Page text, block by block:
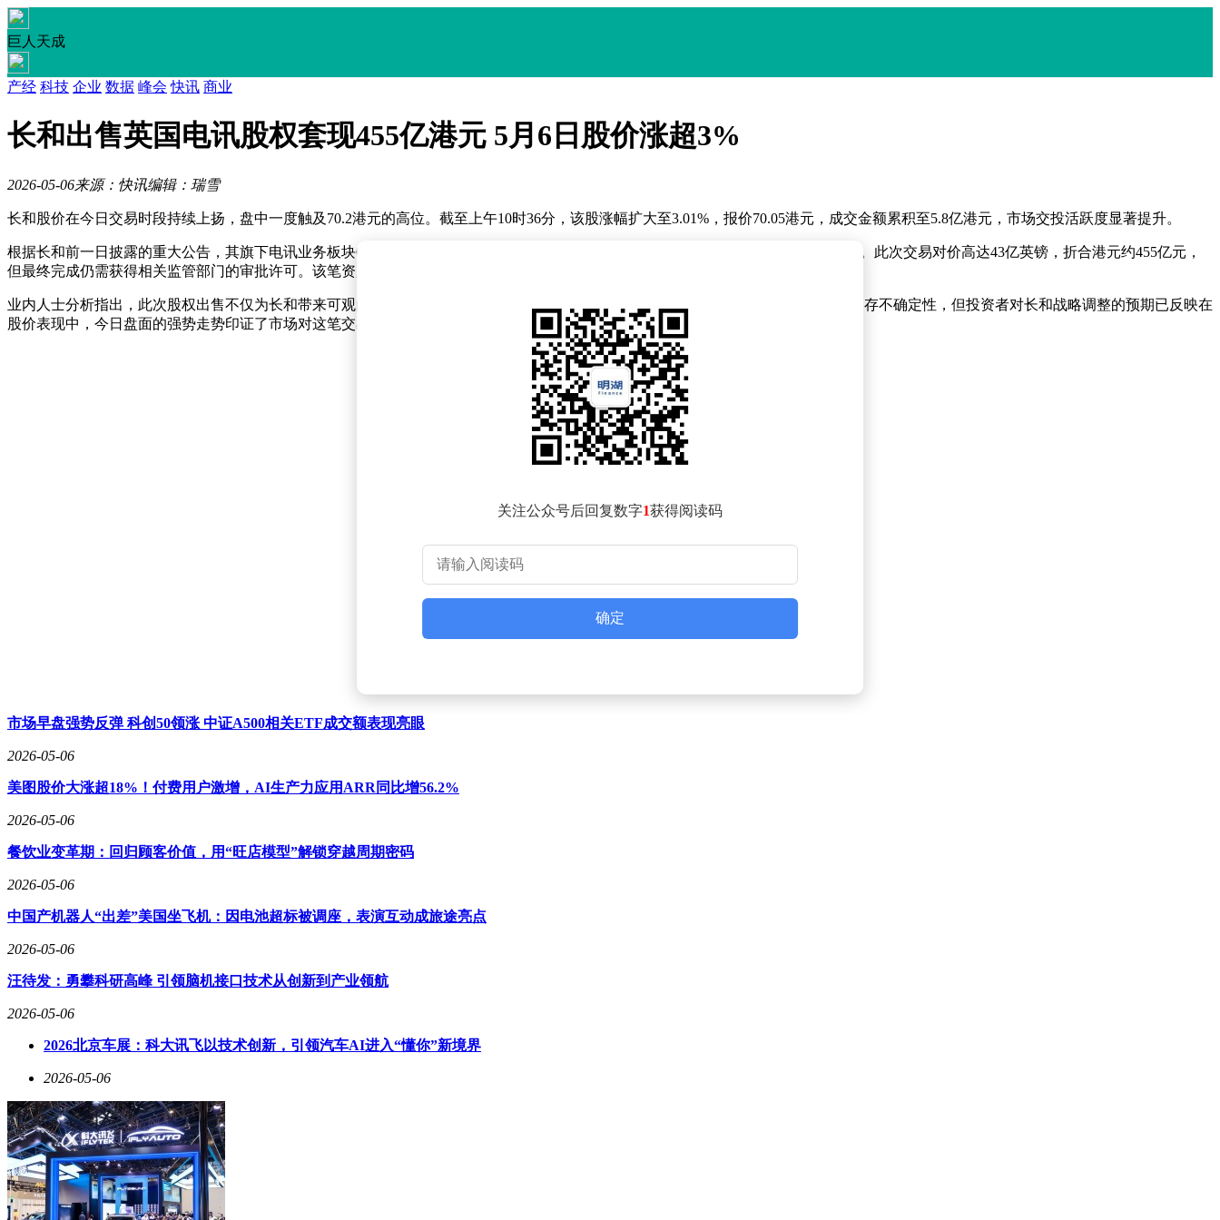
巨人天成
产经 科技 企业 数据 峰会 快讯 商业
长和出售英国电讯股权套现455亿港元 5月6日股价涨超3%
2026-05-06来源：快讯编辑：瑞雪
长和股价在今日交易时段持续上扬，盘中一度触及70.2港元的高位。截至上午10时36分，该股涨幅扩大至3.01%，报价70.05港元，成交金额累积至5.8亿港元，市场交投活跃度显著提升。
根据长和前一日披露的重大公告，其旗下电讯业务板块CKHGT已达成协议，将全面转让所持英国电讯运营商VodafoneThree的全部股权。此次交易对价高达43亿英镑，折合港元约455亿元，
但最终完成仍需获得相关监管部门的审批许可。该笔资产处置计划被市场视为长和优化全球业务布局的重要举措。
业内人士分析指出，此次股权出售不仅为长和带来可观的现金回流，更可能为其聚焦核心业务或开拓新市场提供资金支持。尽管交易尚存不确定性，但投资者对长和战略调整的预期已反映在
股价表现中，今日盘面的强势走势印证了市场对这笔交易的积极解读。
关注公众号后回复数字1获得阅读码
确定
市场早盘强势反弹 科创50领涨 中证A500相关ETF成交额表现亮眼
2026-05-06
美图股价大涨超18%！付费用户激增，AI生产力应用ARR同比增56.2%
2026-05-06
餐饮业变革期：回归顾客价值，用“旺店模型”解锁穿越周期密码
2026-05-06
中国产机器人“出差”美国坐飞机：因电池超标被调座，表演互动成旅途亮点
2026-05-06
汪待发：勇攀科研高峰 引领脑机接口技术从创新到产业领航
2026-05-06
2026北京车展：科大讯飞以技术创新，引领汽车AI进入“懂你”新境界
2026-05-06